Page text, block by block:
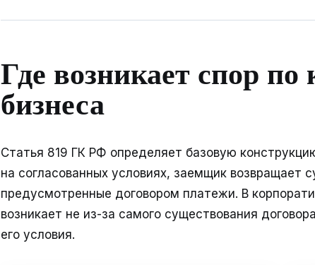
Где возникает спор по
бизнеса
Статья 819 ГК РФ определяет базовую
на согласованных условиях, заемщик возвращает
предусмотренные договором платежи. В
возникает не из-за самого существования
его условия.